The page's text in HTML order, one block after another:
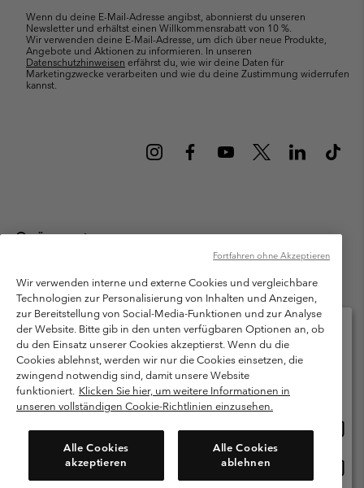
Wenn du deine E-Mail-Adresse angibst, abonnierst du unseren
Newsletter und erhältst einen Willkommensrabatt von 10 %.
Wir verwenden deine E-Mail-Adresse, um dich über neue Produkte,
Angebote und Aktionen zu informieren. In unseren
Datenschutzhinweisen erfährst du, wie wir deine Daten für
Marketingzwecke verarbeiten und wie du deine Zustimmung widerrufen
kannst.
Österreich
Columbia Sportswear Austria GmbH. Moosfeldstraße 1, 5101
Bergheim, Salzburg Österreich. Alle Rechte vorbehalten.
Nutzungsbedingungen
Allgemeine Verkaufsbedingungen
Garantie
Datenschutzerklärung
Bestimmungen und Bedingungen des Mitglieder Programms
Nutzungsbedingungen Für Nutzergenerierte Inhalte
Cookies
Kundenservice: Mo- Fr. 9:00 - 13:00 & 14:00- 18:00 Uhr
(+)43720880525
Wir verwenden interne und externe Cookies und vergleichbare
Technologien zur Personalisierung von Inhalten und Anzeigen,
zur Bereitstellung von Social-Media-Funktionen und zur Analyse
der Website. Bitte gib in den unten verfügbaren Optionen an, ob
du den Einsatz unserer Cookies akzeptierst. Wenn du die
Cookies ablehnst, werden wir nur die Cookies einsetzen, die
zwingend notwendig sind, damit unsere Website
funktioniert. Klicken Sie hier, um weitere Informationen in
unseren vollständigen Cookie-Richtlinien einzusehen.
Alle Cookies
akzeptieren
Alle Cookies
ablehnen
Fortfahren ohne Akzeptieren
Bitte wählen Sie Ihr Lieferland und Ihre Sprache
Online-Einkauf verfügbar
Österreich